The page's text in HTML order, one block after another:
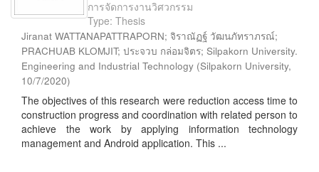
การจัดการงานวิศวกรรม
Type: Thesis
Jiranat WATTANAPATTRAPORN; จิราณัฏฐ์ วัฒนภัทราภรณ์;
PRACHUAB KLOMJIT; ประจวบ กล่อมจิตร; Silpakorn University.
Engineering and Industrial Technology (Silpakorn University,
10/7/2020)
The objectives of this research were reduction access time to
construction progress and coordination with related person to
achieve the work by applying information technology
management and Android application. This ...